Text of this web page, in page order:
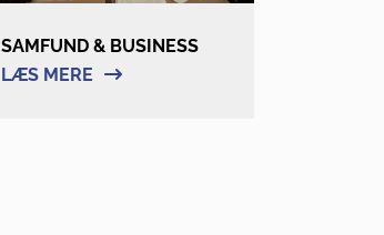
SAMFUND & BUSINESS
LÆS MERE